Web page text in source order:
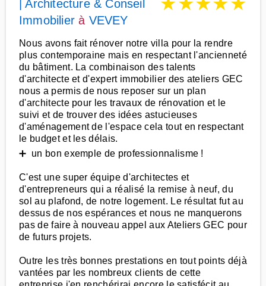
| Architecture & Conseil
Immobilier à VEVEY
Nous avons fait rénover notre villa pour la rendre
plus contemporaine mais en respectant l'ancienneté
du bâtiment. La combinaison des talents
d'architecte et d'expert immobilier des ateliers GEC
nous a permis de nous reposer sur un plan
d'architecte pour les travaux de rénovation et le
suivi et de trouver des idées astucieuses
d'aménagement de l'espace cela tout en respectant
le budget et les délais.
➕ un bon exemple de professionnalisme !
C'est une super équipe d'architectes et
d'entrepreneurs qui a réalisé la remise à neuf, du
sol au plafond, de notre logement. Le résultat fut au
dessus de nos espérances et nous ne manquerons
pas de faire à nouveau appel aux Ateliers GEC pour
de futurs projets.
Outre les très bonnes prestations en tout points déjà
vantées par les nombreux clients de cette